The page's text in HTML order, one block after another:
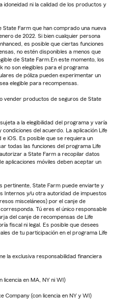
idoneidad ni la calidad de los productos y
State Farm que han comprado una nueva
de 2022. Si bien cualquier persona
es posible que ciertas funciones
no estén disponibles a menos que
de State Farm.En este momento, los
no son elegibles para el programa
de póliza pueden experimentar un
elegible para recompensas.
vender productos de seguros de State
a la elegibilidad del programa y varía
del acuerdo. La aplicación Life
iOS. Es posible que se requiera un
todas las funciones del programa Life
a State Farm a recopilar datos
aplicaciones móviles deben aceptar un
pertinente, State Farm puede enviarte y
Internos y/u otra autoridad de impuestos
misceláneos) por el canje de
Tú eres el único responsable
del canje de recompensas de Life
fiscal ni legal. Es posible que desees
de tu participación en el programa Life
la exclusiva responsabilidad financiera
licencia en MA, NY ni WI)
Company (con licencia en NY y WI)